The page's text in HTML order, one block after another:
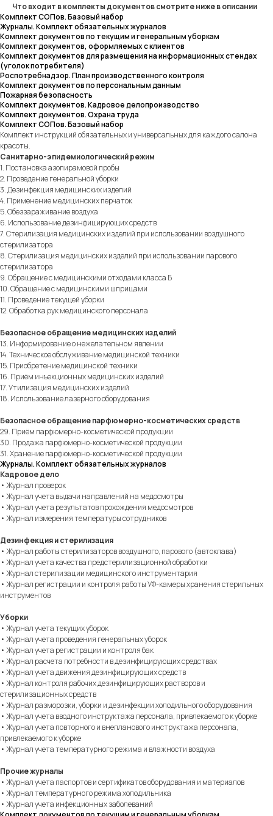
Что входит в комплекты документов смотрите ниже в описании
Комплект СОПов. Базовый набор
Журналы. Комплект обязательных журналов
Комплект документов по текущим и генеральным уборкам
Комплект документов, оформляемых с клиентов
Комплект документов для размещения на информационных стендах
(уголок потребителя)
Роспотребнадзор. План производственного контроля
Комплект документов по персональным данным
Пожарная безопасность
Комплект документов. Кадровое делопроизводство
Комплект документов. Охрана труда
Комплект СОПов. Базовый набор
Комплект инструкций обязательных и универсальных для каждого салона
красоты.
Санитарно-эпидемиологический режим
1. Постановка азопирамовой пробы
2. Проведение генеральной уборки
3. Дезинфекция медицинских изделий
4. Применение медицинских перчаток
5. Обеззараживание воздуха
6. Использование дезинфицирующих средств
7. Стерилизация медицинских изделий при использовании воздушного
стерилизатора
8. Стерилизация медицинских изделий при использовании парового
стерилизатора
9. Обращение с медицинскими отходами класса Б
10. Обращение с медицинскими шприцами
11. Проведение текущей уборки
12. Обработка рук медицинского персонала
Безопасное обращение медицинских изделий
13. Информирование о нежелательном явлении
14. Техническое обслуживание медицинской техники
15. Приобретение медицинской техники
16. Приём инъекционных медицинских изделий
17. Утилизация медицинских изделий
18. Использование лазерного оборудования
Безопасное обращение парфюмерно-косметических средств
29. Приём парфюмерно-косметической продукции
30. Продажа парфюмерно-косметической продукции
31. Хранение парфюмерно-косметической продукции
Журналы. Комплект обязательных журналов
Кадровое дело
• Журнал проверок
• Журнал учета выдачи направлений на медосмотры
• Журнал учета результатов прохождения медосмотров
• Журнал измерения температуры сотрудников
Дезинфекция и стерилизация
• Журнал работы стерилизаторов воздушного, парового (автоклава)
• Журнал учета качества предстерилизационной обработки
• Журнал стерилизации медицинского инструментария
• Журнал регистрации и контроля работы УФ-камеры хранения стерильных
инструментов
Уборки
• Журнал учета текущих уборок
• Журнал учета проведения генеральных уборок
• Журнал учета регистрации и контроля бак
• Журнал расчета потребности в дезинфицирующих средствах
• Журнал учета движения дезинфицирующих средств
• Журнал контроля рабочих дезинфицирующих растворов и
стерилизационных средств
• Журнал разморозки, уборки и дезинфекции холодильного оборудования
• Журнал учета вводного инструктажа персонала, привлекаемого к уборке
• Журнал учета повторного и внепланового инструктажа персонала,
привлекаемого к уборке
• Журнал учета температурного режима и влажности воздуха
Прочие журналы
• Журнал учета паспортов и сертификатов оборудования и материалов
• Журнал температурного режима холодильника
• Журнал учета инфекционных заболеваний